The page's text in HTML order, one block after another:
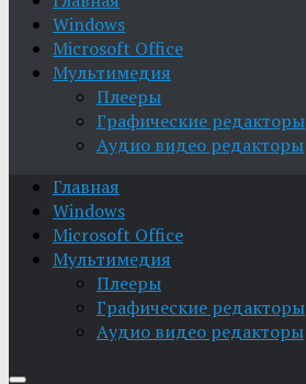
Windows
Microsoft Office
Мультимедия
Плееры
Графические редакторы
Aудио видео редакторы
Главная
Windows
Microsoft Office
Мультимедия
Плееры
Графические редакторы
Aудио видео редакторы